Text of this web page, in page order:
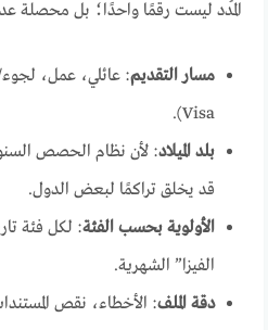
المُدد ليست رقمًا واحدًا؛ بل محصلة
مسار التقديم
Visa).
بلد الميلاد
قد يخلق تراكمًا لبعض الدول.
الأولوية بحسب الفئة: لكل فئة
الفيزا” الشهرية.
دقة الملف: الأخطاء، نقص